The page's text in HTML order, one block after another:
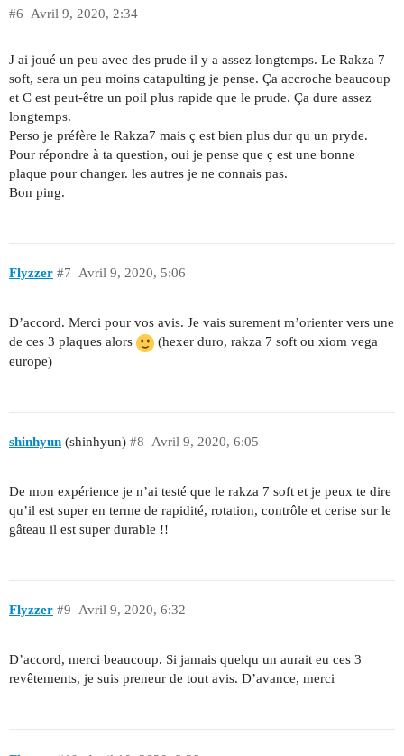
Avril 9, 2020, 2:34
#6
J ai joué un peu avec des prude il y a assez longtemps. Le Rakza 7
soft, sera un peu moins catapulting je pense. Ça accroche beaucoup
et C est peut-être un poil plus rapide que le prude. Ça dure assez
longtemps.
Perso je préfère le Rakza7 mais ç est bien plus dur qu un pryde.
Pour répondre à ta question, oui je pense que ç est une bonne
plaque pour changer. les autres je ne connais pas.
Bon ping.
Flyzzer Avril 9, 2020, 5:06
#7
D’accord. Merci pour vos avis. Je vais surement m’orienter vers une
de ces 3 plaques alors
(hexer duro, rakza 7 soft ou xiom vega
europe)
shinhyun (shinhyun) Avril 9, 2020, 6:05
#8
De mon expérience je n’ai testé que le rakza 7 soft et je peux te dire
qu’il est super en terme de rapidité, rotation, contrôle et cerise sur le
gâteau il est super durable !!
Flyzzer Avril 9, 2020, 6:32
#9
D’accord, merci beaucoup. Si jamais quelqu un aurait eu ces 3
revêtements, je suis preneur de tout avis. D’avance, merci